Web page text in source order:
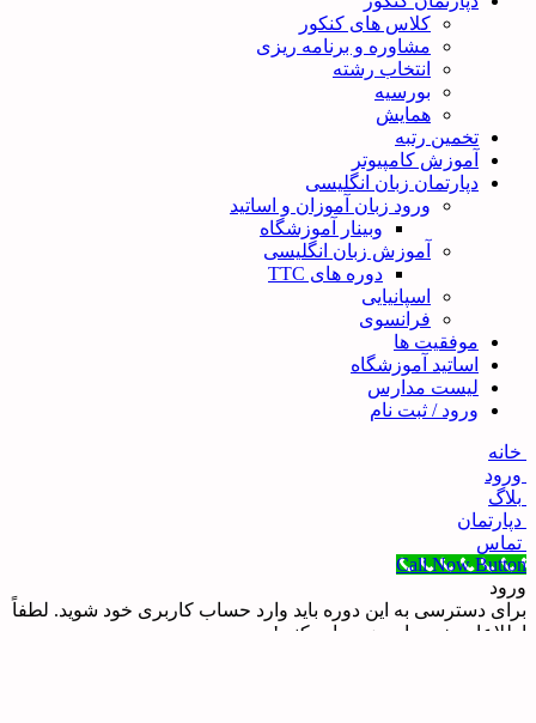
کلاس های کنکور
مشاوره و برنامه ریزی
انتخاب رشته
بورسیه
همایش
تخمین رتبه
آموزش کامپیوتر
دپارتمان زبان انگلیسی
ورود زبان آموزان و اساتید
وبینار آموزشگاه
آموزش زبان انگلیسی
دوره های TTC
اسپانیایی
فرانسوی
موفقیت ها
اساتید آموزشگاه
لیست مدارس
ورود / ثبت نام
خانه
ورود
بلاگ
دپارتمان
تماس
Call Now Button
ورود
برای دسترسی به این دوره باید وارد حساب کاربری خود شوید. لطفاً
اطلاعات خود را در زیر وارد کنید!